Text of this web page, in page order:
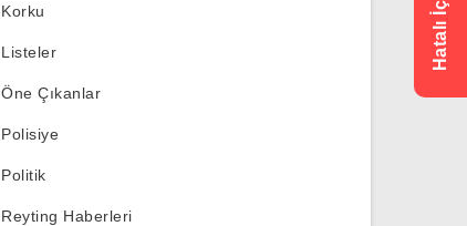
Korku
Listeler
Öne Çıkanlar
Polisiye
Politik
Reyting Haberleri